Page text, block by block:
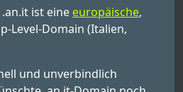
ist eine europäische,
Level-Domain (Italien,
und unverbindlich